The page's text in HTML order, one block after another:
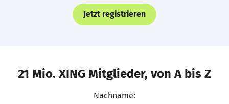
Jetzt registrieren
21 Mio. XING Mitglieder, von A bis Z
Nachname: